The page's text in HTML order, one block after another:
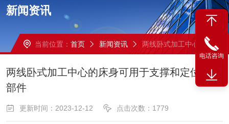
新闻资讯
当前位置： 首页 新闻资讯 两线卧式加工中心的床身可用于支撑和定位各个部件
两线卧式加工中心的床身可用于支撑和定位各个
部件
更新时间：2023-12-12 点击次数：1779
电话咨询